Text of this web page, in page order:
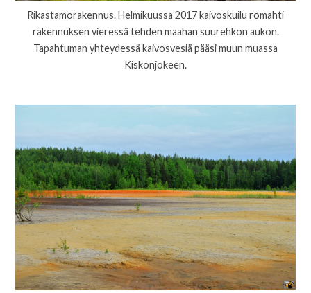
Rikastamorakennus. Helmikuussa 2017 kaivoskuilu romahti
rakennuksen vieressä tehden maahan suurehkon aukon.
Tapahtuman yhteydessä kaivosvesiä pääsi muun muassa
Kiskonjokeen.